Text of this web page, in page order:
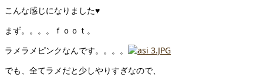
こんな感じになりました♥
まず。。。。ｆｏｏｔ。
ラメラメピンクなんです。。。。
でも、全てラメだと少しやりすぎなので、